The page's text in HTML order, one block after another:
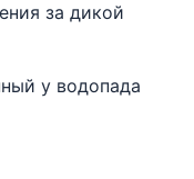
за дикой
у водопада